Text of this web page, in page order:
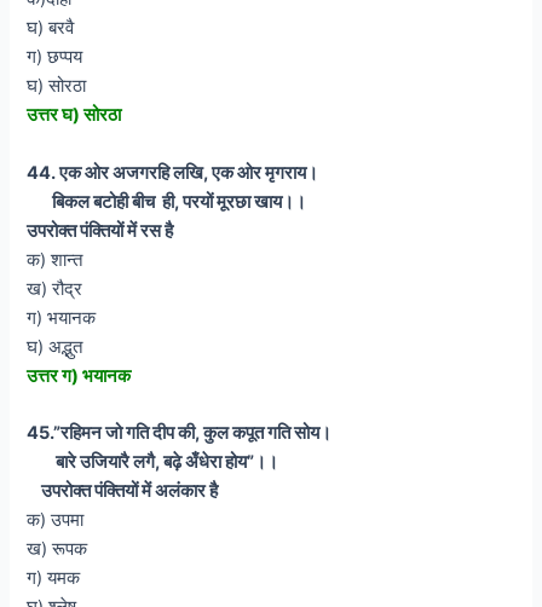
घ) बरवै
ग) छप्पय
घ) सोरठा
उत्तर घ) सोरठा
44. एक ओर अजगरहि लखि, एक ओर मृगराय।
बिकल बटोही बीच ही, परयों मूरछा खाय।।
उपरोक्त पंक्तियों में रस है
क) शान्त
ख) रौद्र
ग) भयानक
घ) अद्भुत
उत्तर ग) भयानक
45.”रहिमन जो गति दीप की, कुल कपूत गति सोय।
बारे उजियारै लगै, बढ़े अँधेरा होय”।।
उपरोक्त पंक्तियों में अलंकार है
क) उपमा
ख) रूपक
ग) यमक